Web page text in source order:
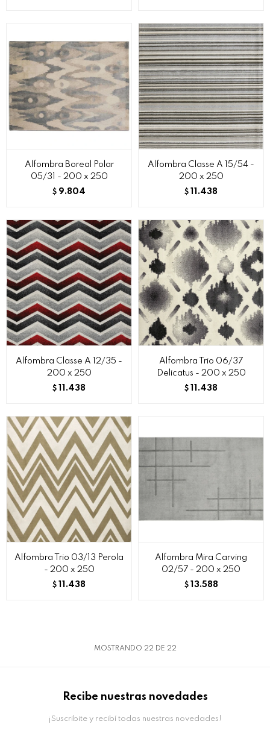
Alfombra Boreal Polar
05/31 - 200 x 250
$ 9.804
Alfombra Classe A 15/54 -
200 x 250
$ 11.438
Alfombra Classe A 12/35 -
200 x 250
$ 11.438
Alfombra Trio 06/37
Delicatus - 200 x 250
$ 11.438
Alfombra Trio 03/13 Perola
- 200 x 250
$ 11.438
Alfombra Mira Carving
02/57 - 200 x 250
$ 13.588
MOSTRANDO 22 DE 22
Recibe nuestras novedades
¡Suscribite y recibí todas nuestras novedades!